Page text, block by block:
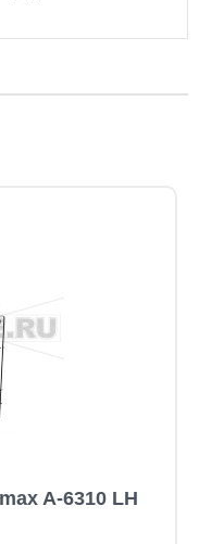
A-6310 LH